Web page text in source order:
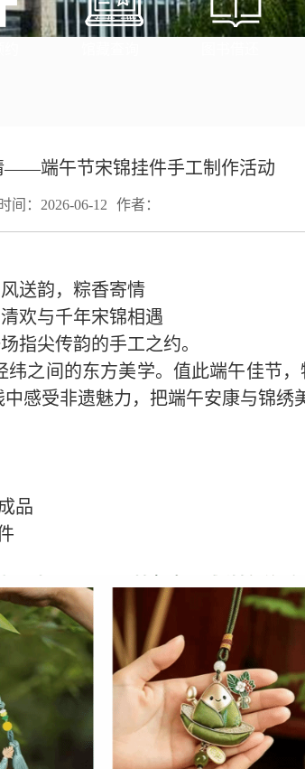
——端午节宋锦挂件手工制作活动
间：2026-06-12 作者：
送韵，粽香寄情
欢与千年宋锦相遇
指尖传韵的手工之约。
之间的东方美学。值此端午佳节，
感受非遗魅力，把端午安康与锦绣
品